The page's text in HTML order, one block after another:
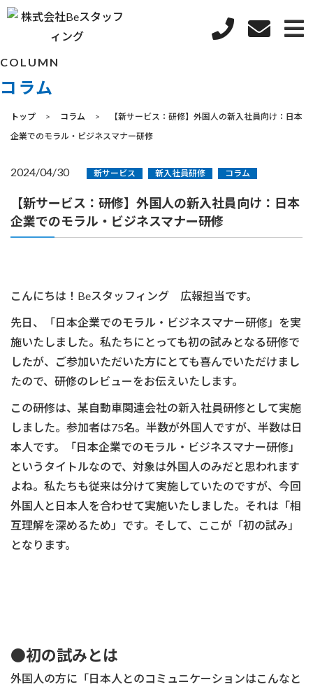
COLUMN
コラム
トップ コラム
【新サービス：研修】外国人の新入社員向け：日本
企業でのモラル・ビジネスマナー研修
2024/04/30 新サービス 新入社員研修 コラム
【新サービス：研修】外国人の新入社員向け：日本
企業でのモラル・ビジネスマナー研修
こんにちは！Beスタッフィング 広報担当です。
先日、「日本企業でのモラル・ビジネスマナー研修」を実
施いたしました。私たちにとっても初の試みとなる研修で
したが、ご参加いただいた方にとても喜んでいただけまし
たので、研修のレビューをお伝えいたします。
この研修は、某自動車関連会社の新入社員研修として実施
しました。参加者は75名。半数が外国人ですが、半数は日
本人です。「日本企業でのモラル・ビジネスマナー研修」
というタイトルなので、対象は外国人のみだと思われます
よね。私たちも従来は分けて実施していたのですが、今回
外国人と日本人を合わせて実施いたしました。それは「相
互理解を深めるため」です。そして、ここが「初の試み」
となります。
●初の試みとは
外国人の方に「日本人とのコミュニケーションはこんなと